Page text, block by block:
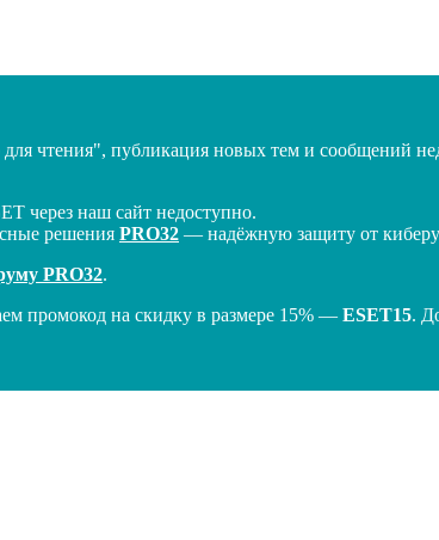
чтения", публикация новых тем и сообщений
через наш сайт недоступно.
решения PRO32 — надёжную защиту от
PRO32.
промокод на скидку в размере 15% — ESET15.